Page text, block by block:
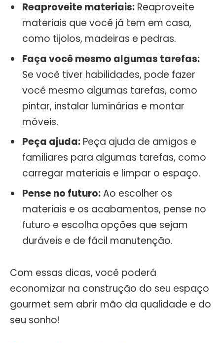
Reaproveite materiais: Reaproveite
materiais que você já tem em casa,
como tijolos, madeiras e pedras.
Faça você mesmo algumas tarefas:
Se você tiver habilidades, pode fazer
você mesmo algumas tarefas, como
pintar, instalar luminárias e montar
móveis.
Peça ajuda: Peça ajuda de amigos e
familiares para algumas tarefas, como
carregar materiais e limpar o espaço.
Pense no futuro:Ao escolher os
materiais e os acabamentos, pense no
futuro e escolha opções que sejam
duráveis e de fácil manutenção.
Com essas dicas, você poderá
economizar na construção do seu espaço
gourmet sem abrir mão da qualidade e do
seu sonho!